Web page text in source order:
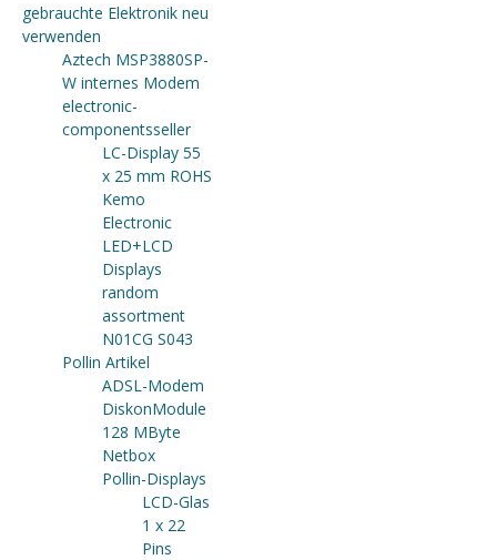
gebrauchte Elektronik neu
verwenden
Aztech MSP3880SP-
W internes Modem
electronic-
componentsseller
LC-Display 55
x 25 mm ROHS
Kemo
Electronic
LED+LCD
Displays
random
assortment
N01CG S043
Pollin Artikel
ADSL-Modem
DiskonModule
128 MByte
Netbox
Pollin-Displays
LCD-Glas
1 x 22
Pins